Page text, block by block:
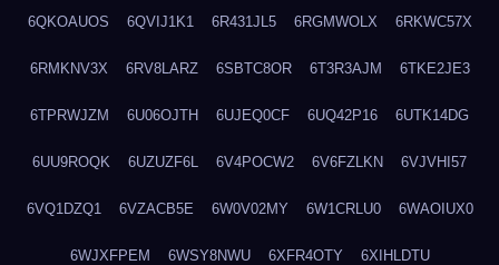
6QKOAUOS 6QVIJ1K1 6R431JL5 6RGMWOLX 6RKWC57X
6RMKNV3X 6RV8LARZ 6SBTC8OR 6T3R3AJM 6TKE2JE3
6TPRWJZM 6U06OJTH 6UJEQ0CF 6UQ42P16 6UTK14DG
6UU9ROQK 6UZUZF6L 6V4POCW2 6V6FZLKN 6VJVHI57
6VQ1DZQ1 6VZACB5E 6W0V02MY 6W1CRLU0 6WAOIUX0
6WJXFPEM 6WSY8NWU 6XFR4OTY 6XIHLDTU